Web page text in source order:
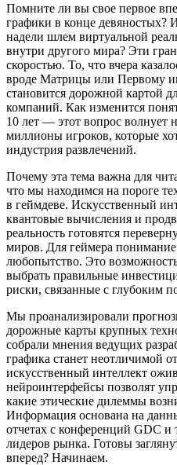
Помните ли вы свое первое
графики в конце девяностых?
надели шлем виртуальной
внутри другого мира? Эти
скоростью. То, что вчера
вроде Матрицы или Первому
становится дорожной картой
компаний. Как изменится
10 лет — этот вопрос волнует
миллионы игроков, которые
индустрия развлечений.
Почему эта тема важна для
что мы находимся на пороге
в геймдеве. Искусственный
квантовые вычисления и
реальность готовятся
миров. Для геймера
любопытство. Это
выбрать правильные
риски, связанные с глубоким
Мы проанализировали
дорожные карты крупных
собрали мнения ведущих
графика станет неотличимой
искусственный интеллект
нейроинтерфейсы позволят
какие этические дилеммы
Информация основана на
отчетах с конференций GDC и
лидеров рынка. Готовы
вперед? Начинаем.